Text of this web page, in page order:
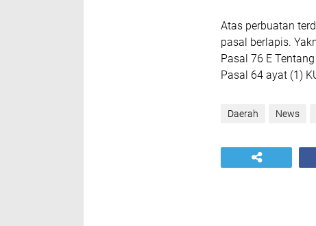
Atas perbuatan
pasal berlapis.
Pasal 76 E
Pasal 64 ayat (1)
Daerah News